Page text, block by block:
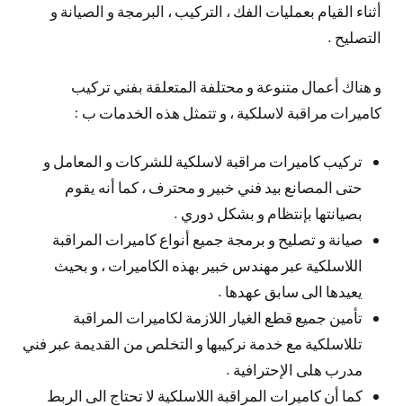
أثناء القيام بعمليات الفك ، التركيب ، البرمجة و الصيانة و
التصليح .
و هناك أعمال متنوعة و محتلفة المتعلقة بفني تركيب
كاميرات مراقبة لاسلكية ، و تتمثل هذه الخدمات ب :
تركيب كاميرات مراقبة لاسلكية للشركات و المعامل و
حتى المصانع بيد فني خبير و محترف ، كما أنه يقوم
بصيانتها بإنتظام و بشكل دوري .
صيانة و تصليح و برمجة جميع أنواع كاميرات المراقبة
اللاسلكية عبر مهندس خبير بهذه الكاميرات ، و بحيث
يعيدها الى سابق عهدها .
تأمين جميع قطع الغيار اللازمة لكاميرات المراقبة
تللاسلكية مع خدمة نركيبها و التخلص من القديمة عبر فني
مدرب هلى الإحترافية .
كما أن كاميرات المراقبة اللاسلكية لا تحتاج الى الربط